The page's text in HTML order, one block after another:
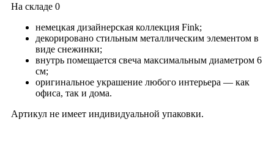
На складе 0
немецкая дизайнерская коллекция Fink;
декорировано стильным металлическим элементом в
виде снежинки;
внутрь помещается свеча максимальным диаметром 6
см;
оригинальное украшение любого интерьера — как
офиса, так и дома.
Артикул не имеет индивидуальной упаковки.